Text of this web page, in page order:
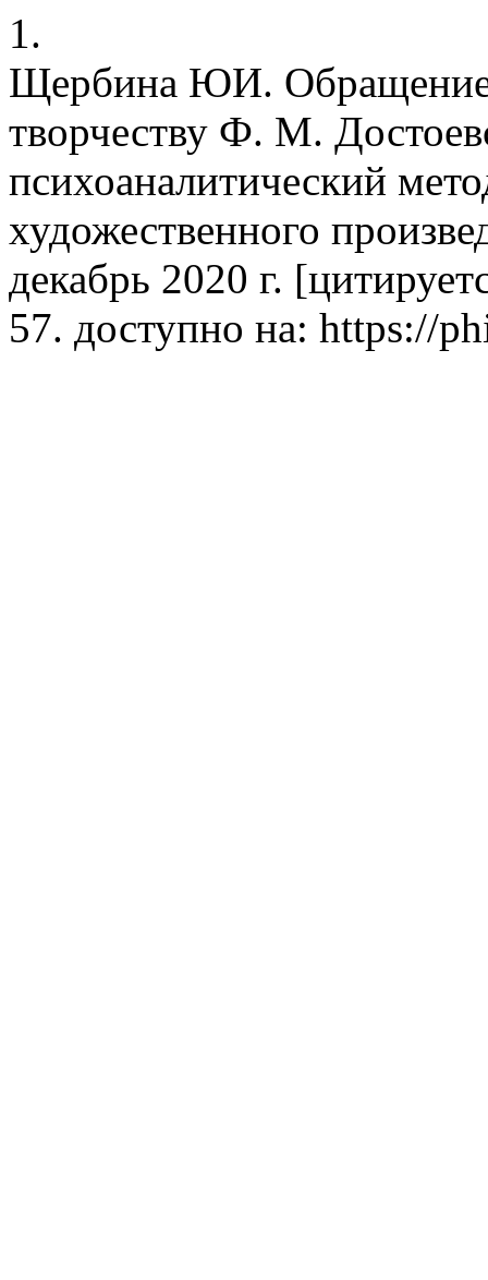
1.
Щербина ЮИ. Обращение
творчеству Ф. М.
психоаналитический
художественного
декабрь 2020 г.
57. доступно на: https://